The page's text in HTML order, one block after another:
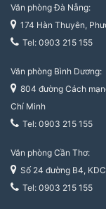
Văn phòng Đà Nẵng:
174 Hàn Thuyên,
Tel: 0903 215 155
Văn phòng Bình Dương:
804 đường Cách
Chí Minh
Tel: 0903 215 155
Văn phòng Cần Thơ:
Số 24 đường B4,
Tel: 0903 215 155